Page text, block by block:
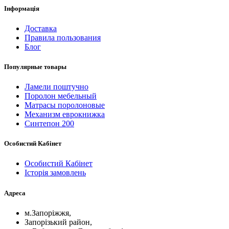
Інформація
Доставка
Правила пользования
Блог
Популярные товары
Ламели поштучно
Поролон мебельный
Матрасы поролоновые
Механизм еврокнижка
Синтепон 200
Особистий Кабінет
Особистий Кабінет
Історія замовлень
Адреса
м.Запоріжжя,
Запорізький район,